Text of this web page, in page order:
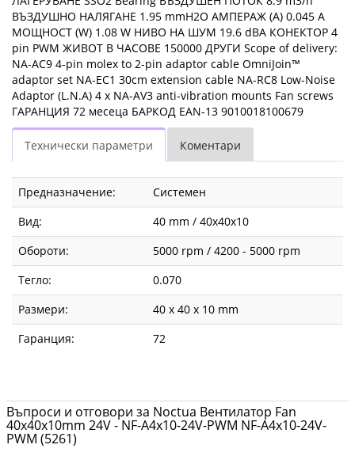
ВЪЗДУШНО НАЛЯГАНЕ 1.95 mmH2O АМПЕРАЖ (A) 0.045 A
МОЩНОСТ (W) 1.08 W НИВО НА ШУМ 19.6 dBA КОНЕКТОР 4
pin PWM ЖИВОТ В ЧАСОВЕ 150000 ДРУГИ Scope of delivery:
NA-AC9 4-pin molex to 2-pin adaptor cable OmniJoin™
adaptor set NA-EC1 30cm extension cable NA-RC8 Low-Noise
Adaptor (L.N.A) 4 x NA-AV3 anti-vibration mounts Fan screws
ГАРАНЦИЯ 72 месеца БАРКОД EAN-13 9010018100679
Технически параметри Коментари
Предназначение:
Системен
Вид:
40 mm / 40x40x10
Обороти:
5000 rpm / 4200 - 5000 rpm
Тегло:
0.070
Размери:
40 x 40 x 10 mm
Гаранция:
72
Въпроси и отговори за Noctua Вентилатор Fan
40x40x10mm 24V - NF-A4x10-24V-PWM NF-A4x10-24V-
PWM (5261)